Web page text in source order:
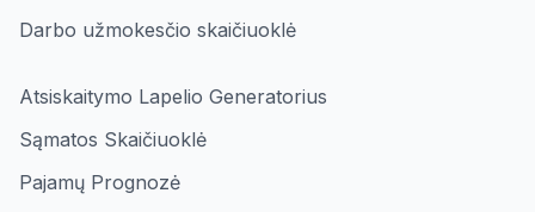
Darbo užmokesčio skaičiuoklė
Atsiskaitymo Lapelio Generatorius
Sąmatos Skaičiuoklė
Pajamų Prognozė